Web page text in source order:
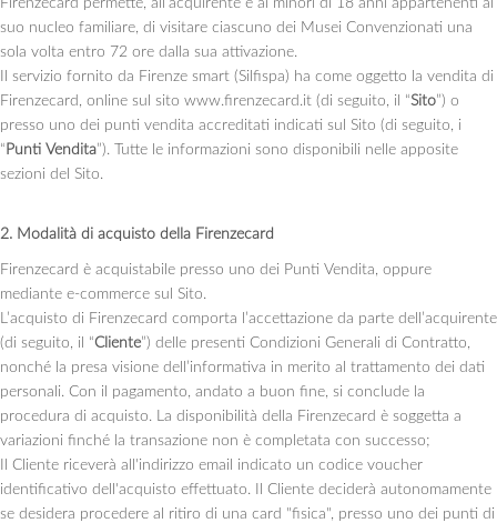
Firenzecard permette, all’acquirente e ai minori di 18 anni appartenenti al
suo nucleo familiare, di visitare ciascuno dei Musei Convenzionati una
sola volta entro 72 ore dalla sua attivazione.
Il servizio fornito da Firenze smart (Silfispa) ha come oggetto la vendita di
Firenzecard, online sul sito www.firenzecard.it (di seguito, il “Sito”) o
presso uno dei punti vendita accreditati indicati sul Sito (di seguito, i
“ Punti Vendita”). Tutte le informazioni sono disponibili nelle apposite
sezioni del Sito.
2. Modalità di acquisto della Firenzecard
Firenzecard è acquistabile presso uno dei Punti Vendita, oppure
mediante e-commerce sul Sito.
L’acquisto di Firenzecard comporta l’accettazione da parte dell’acquirente
(di seguito, il “Cliente”) delle presenti Condizioni Generali di Contratto,
nonché la presa visione dell’informativa in merito al trattamento dei dati
personali. Con il pagamento, andato a buon fine, si conclude la
procedura di acquisto. La disponibilità della Firenzecard è soggetta a
variazioni finché la transazione non è completata con successo;
Il Cliente riceverà all'indirizzo email indicato un codice voucher
identificativo dell'acquisto effettuato. Il Cliente deciderà autonomamente
se desidera procedere al ritiro di una card "fisica", presso uno dei punti di